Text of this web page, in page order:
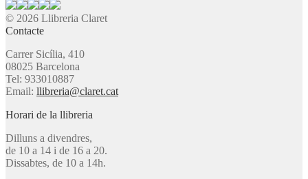
© 2026 Llibreria Claret
Contacte
Carrer Sicília, 410
08025 Barcelona
Tel: 933010887
Email: llibreria@claret.cat
Horari de la llibreria
Dilluns a divendres,
de 10 a 14 i de 16 a 20.
Dissabtes, de 10 a 14h.